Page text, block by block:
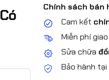
Chính sách bán
Cam kết
Miễn phí
Sửa chữa
Bảo hành tại